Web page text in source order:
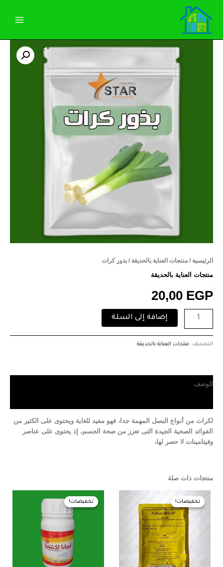
المحتوى
الرئيسية / منتجات العناية بالحديقة / بذور كرات
منتجات العناية بالحديقة
20,00 EGP
إضافة إلى السلة
التصنيف: منتجات العناية بالحديقة
الوصف
لكرات من أنواع البصل المهمة جدا، فهو مفيد للغاية ويحتوى على الكثير من
الفوائد الصحية الجيدة التى تعزز من صحة الجسم، إذ يحتوى على عناصر
وفيتامينات لا حصر لها،
منتجات ذات صلة
تخفيضات!
تخفيضات!
السعر
الأصلي
هو:
45,00 EGP.
السعر
هو:
40,00 EGP.
تخفيضات!
تخفيضات!
السعر
الأصلي
هو:
180,00 EGP.
السعر
الحالي
170,00 EGP.